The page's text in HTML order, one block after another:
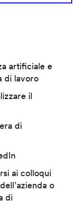
artificiale e
di lavoro
il
di
ai colloqui
o
di